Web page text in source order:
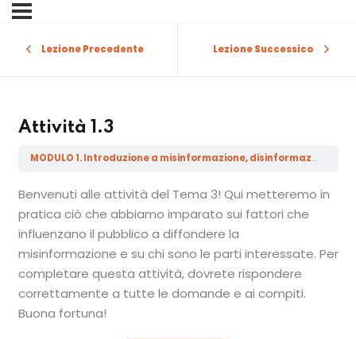
Lezione Precedente Lezione Successico
Attività 1.3
MODULO 1. Introduzione a misinformazione, disinformazione, malinformazione e fake news
Benvenuti alle attività del Tema 3! Qui metteremo in
pratica ciò che abbiamo imparato sui fattori che
influenzano il pubblico a diffondere la
misinformazione e su chi sono le parti interessate. Per
completare questa attività, dovrete rispondere
correttamente a tutte le domande e ai compiti.
Buona fortuna!
Remember me Lost your password?